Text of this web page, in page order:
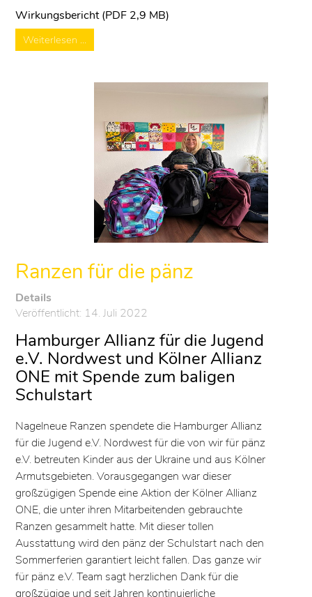
Wirkungsbericht (PDF 2,9 MB)
Weiterlesen …
Ranzen für die pänz
Details
Veröffentlicht: 14. Juli 2022
Hamburger Allianz für die Jugend
e.V. Nordwest und Kölner Allianz
ONE mit Spende zum baligen
Schulstart
Nagelneue Ranzen spendete die Hamburger Allianz
für die Jugend e.V. Nordwest für die von wir für pänz
e.V. betreuten Kinder aus der Ukraine und aus Kölner
Armutsgebieten. Vorausgegangen war dieser
großzügigen Spende eine Aktion der Kölner Allianz
ONE, die unter ihren Mitarbeitenden gebrauchte
Ranzen gesammelt hatte. Mit dieser tollen
Ausstattung wird den pänz der Schulstart nach den
Sommerferien garantiert leicht fallen. Das ganze wir
für pänz e.V. Team sagt herzlichen Dank für die
großzügige und seit Jahren kontinuierliche